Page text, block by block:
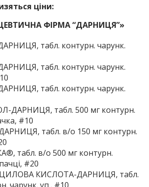
ціни:
ФІРМА “ДАРНИЦЯ”»
табл. контурн. чарунк.
табл. контурн. чарунк.
табл. контурн. чарунк.
ДАРНИЦЯ, табл. 500 мг контурн.
#10
табл. в/о 150 мг контурн.
табл. в/о 500 мг контурн.
#20
КИСЛОТА-ДАРНИЦЯ, табл.
чарунк. уп., #10